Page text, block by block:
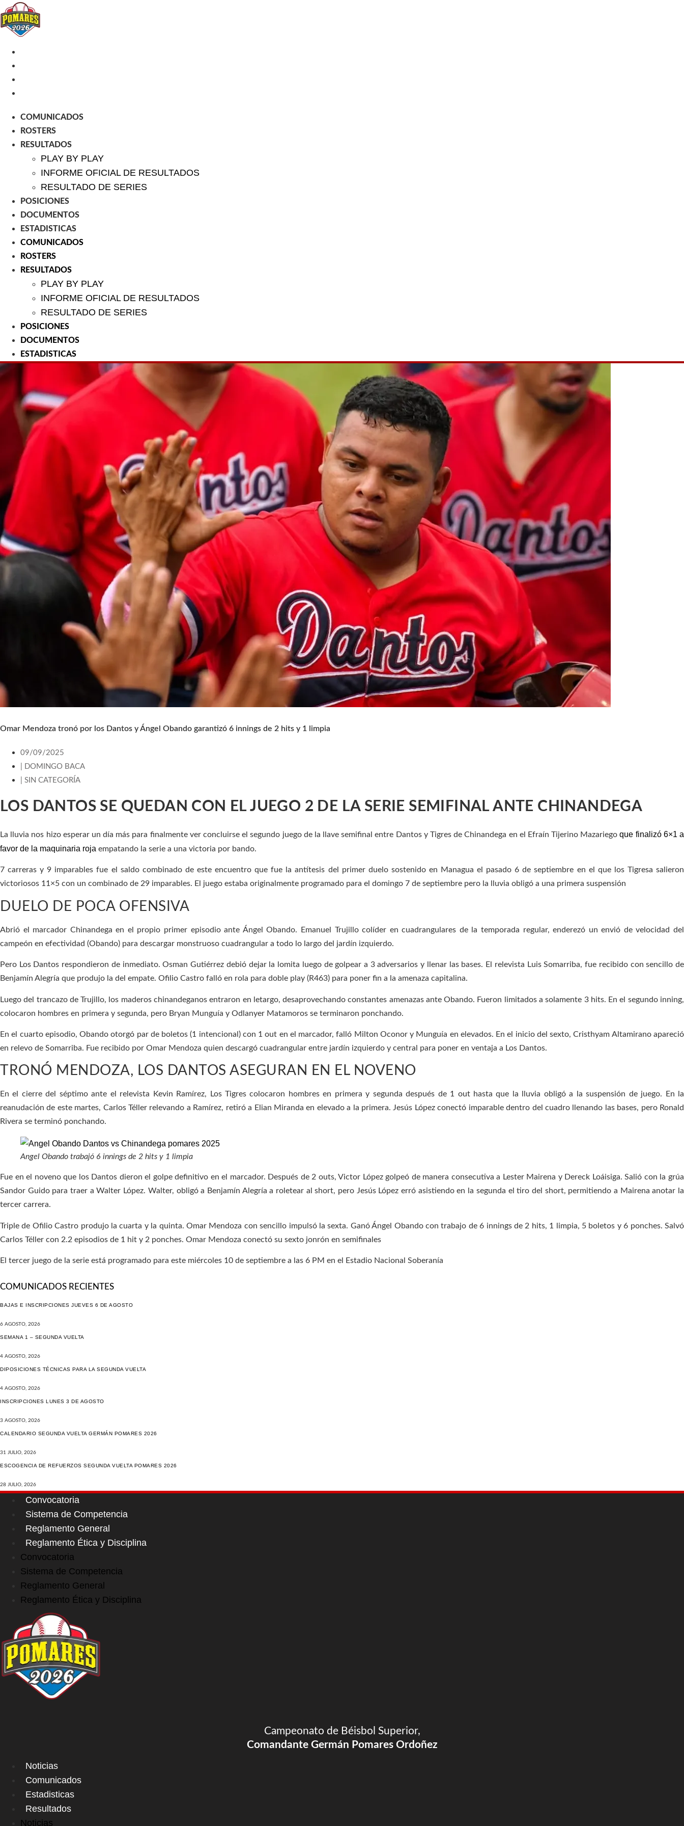
al
contenido
COMUNICADOS
ROSTERS
RESULTADOS
PLAY BY PLAY
INFORME OFICIAL DE RESULTADOS
RESULTADO DE SERIES
POSICIONES
DOCUMENTOS
ESTADISTICAS
COMUNICADOS
ROSTERS
RESULTADOS
PLAY BY PLAY
INFORME OFICIAL DE RESULTADOS
RESULTADO DE SERIES
POSICIONES
DOCUMENTOS
ESTADISTICAS
Omar Mendoza tronó por los Dantos y Ángel Obando garantizó 6 innings de 2 hits y 1 limpia
09/09/2025
DOMINGO BACA
SIN CATEGORÍA
LOS DANTOS SE QUEDAN CON EL JUEGO 2 DE LA SERIE SEMIFINAL ANTE CHINANDEGA
La lluvia nos hizo esperar un día más para finalmente ver concluirse el segundo juego de la llave semifinal entre Dantos y Tigres de Chinandega en el Efraín Tijerino Mazariego que finalizó 6×1 a
favor de la maquinaria roja empatando la serie a una victoria por bando.
7 carreras y 9 imparables fue el saldo combinado de este encuentro que fue la antítesis del primer duelo sostenido en Managua el pasado 6 de septiembre en el que los Tigresa salieron
victoriosos 11×5 con un combinado de 29 imparables. El juego estaba originalmente programado para el domingo 7 de septiembre pero la lluvia obligó a una primera suspensión
DUELO DE POCA OFENSIVA
Abrió el marcador Chinandega en el propio primer episodio ante Ángel Obando. Emanuel Trujillo colíder en cuadrangulares de la temporada regular, enderezó un envió de velocidad del
campeón en efectividad (Obando) para descargar monstruoso cuadrangular a todo lo largo del jardín izquierdo.
Pero Los Dantos respondieron de inmediato. Osman Gutiérrez debió dejar la lomita luego de golpear a 3 adversarios y llenar las bases. El relevista Luis Somarriba, fue recibido con sencillo de
Benjamín Alegría que produjo la del empate. Ofilio Castro falló en rola para doble play (R463) para poner fin a la amenaza capitalina.
Luego del trancazo de Trujillo, los maderos chinandeganos entraron en letargo, desaprovechando constantes amenazas ante Obando. Fueron limitados a solamente 3 hits. En el segundo inning,
colocaron hombres en primera y segunda, pero Bryan Munguía y Odlanyer Matamoros se terminaron ponchando.
En el cuarto episodio, Obando otorgó par de boletos (1 intencional) con 1 out en el marcador, falló Milton Oconor y Munguía en elevados. En el inicio del sexto, Cristhyam Altamirano apareció
en relevo de Somarriba. Fue recibido por Omar Mendoza quien descargó cuadrangular entre jardín izquierdo y central para poner en ventaja a Los Dantos.
TRONÓ MENDOZA, LOS DANTOS ASEGURAN EN EL NOVENO
En el cierre del séptimo ante el relevista Kevin Ramírez, Los Tigres colocaron hombres en primera y segunda después de 1 out hasta que la lluvia obligó a la suspensión de juego. En la
reanudación de este martes, Carlos Téller relevando a Ramírez, retiró a Elian Miranda en elevado a la primera. Jesús López conectó imparable dentro del cuadro llenando las bases, pero Ronald
Rivera se terminó ponchando.
Angel Obando trabajó 6 innings de 2 hits y 1 limpia
Fue en el noveno que los Dantos dieron el golpe definitivo en el marcador. Después de 2 outs, Victor López golpeó de manera consecutiva a Lester Mairena y Dereck Loáisiga. Salió con la grúa
Sandor Guido para traer a Walter López. Walter, obligó a Benjamín Alegría a roletear al short, pero Jesús López erró asistiendo en la segunda el tiro del short, permitiendo a Mairena anotar la
tercer carrera.
Triple de Ofilio Castro produjo la cuarta y la quinta. Omar Mendoza con sencillo impulsó la sexta. Ganó Ángel Obando con trabajo de 6 innings de 2 hits, 1 limpia, 5 boletos y 6 ponches. Salvó
Carlos Téller con 2.2 episodios de 1 hit y 2 ponches. Omar Mendoza conectó su sexto jonrón en semifinales
El tercer juego de la serie está programado para este miércoles 10 de septiembre a las 6 PM en el Estadio Nacional Soberanía
COMUNICADOS RECIENTES
BAJAS E INSCRIPCIONES JUEVES 6 DE AGOSTO
6 AGOSTO, 2026
SEMANA 1 – SEGUNDA VUELTA
4 AGOSTO, 2026
DIPOSICIONES TÉCNICAS PARA LA SEGUNDA VUELTA
4 AGOSTO, 2026
INSCRIPCIONES LUNES 3 DE AGOSTO
3 AGOSTO, 2026
CALENDARIO SEGUNDA VUELTA GERMÁN POMARES 2026
31 JULIO, 2026
ESCOGENCIA DE REFUERZOS SEGUNDA VUELTA POMARES 2026
28 JULIO, 2026
Convocatoria
Sistema de Competencia
Reglamento General
Reglamento Ética y Disciplina
Convocatoria
Sistema de Competencia
Reglamento General
Reglamento Ética y Disciplina
Campeonato de Béisbol Superior,
Comandante Germán Pomares Ordoñez
Noticias
Comunicados
Estadisticas
Resultados
Noticias